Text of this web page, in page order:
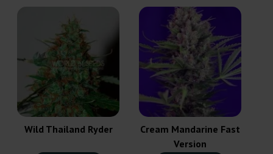
Wild Thailand Ryder
Cream Mandarine Fast
Version